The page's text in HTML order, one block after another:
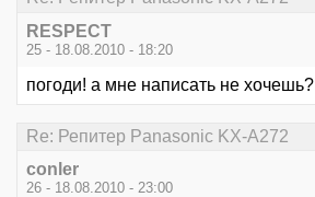
RESPECT
25 - 18.08.2010 - 18:20
погоди! а мне написать не хочешь?
Re: Репитер Panasonic KX-A272
conler
26 - 18.08.2010 - 23:00